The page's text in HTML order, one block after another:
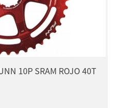
10P SRAM ROJO 40T